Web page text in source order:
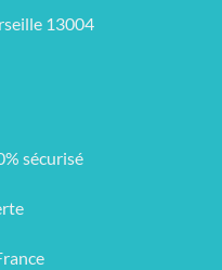
13004
sécurisé